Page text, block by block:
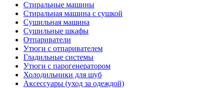
Стиральные машины
Стиральная машина с сушкой
Сушильная машина
Сушильные шкафы
Отпариватели
Утюги с отпаривателем
Гладильные системы
Утюги с парогенератором
Холодильники для шуб
Аксессуары (уход за одеждой)